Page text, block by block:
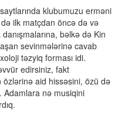
klubumuzu erməni
ilk matçdan öncə də və
bəlkə də Kin
sevinmələrinə cavab
təzyiq forması idi.
edirsiniz, fakt
özlərinə aid hissəsini, özü də
Adamlara nə musiqini